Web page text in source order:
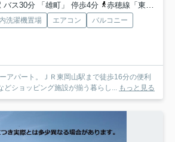
バス30分 「雄町」 停歩4分
赤穂線「東岡山」駅 徒歩16分
洗濯機置場 エアコン
バルコニー
アパート。ＪＲ東岡山駅まで徒歩16分の便利
どショッピング施設が揃う暮らし... もっと見る